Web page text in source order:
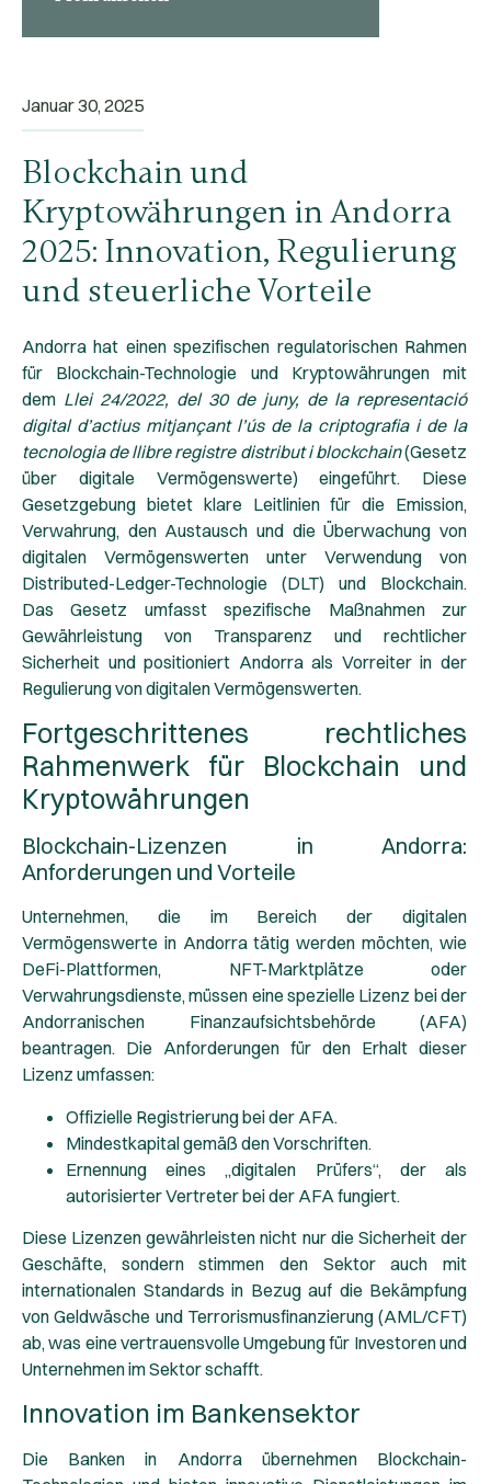
Januar 30, 2025
Blockchain und
Kryptowährungen in Andorra
2025: Innovation, Regulierung
und steuerliche Vorteile
Andorra hat einen spezifischen regulatorischen Rahmen
für Blockchain-Technologie und Kryptowährungen mit
dem Llei 24/2022, del 30 de juny, de la representació
digital d’actius mitjançant l’ús de la criptografia i de la
tecnologia de llibre registre distribut i blockchain(Gesetz
über digitale Vermögenswerte) eingeführt. Diese
Gesetzgebung bietet klare Leitlinien für die Emission,
Verwahrung, den Austausch und die Überwachung von
digitalen Vermögenswerten unter Verwendung von
Distributed-Ledger-Technologie (DLT) und Blockchain.
Das Gesetz umfasst spezifische Maßnahmen zur
Gewährleistung von Transparenz und rechtlicher
Sicherheit und positioniert Andorra als Vorreiter in der
Regulierung von digitalen Vermögenswerten.
Fortgeschrittenes rechtliches
Rahmenwerk für Blockchain und
Kryptowährungen
Blockchain-Lizenzen in Andorra:
Anforderungen und Vorteile
Unternehmen, die im Bereich der digitalen
Vermögenswerte in Andorra tätig werden möchten, wie
DeFi-Plattformen, NFT-Marktplätze oder
Verwahrungsdienste, müssen eine spezielle Lizenz bei der
Andorranischen Finanzaufsichtsbehörde (AFA)
beantragen. Die Anforderungen für den Erhalt dieser
Lizenz umfassen:
Offizielle Registrierung bei der AFA.
Mindestkapital gemäß den Vorschriften.
Ernennung eines „digitalen Prüfers“, der als
autorisierter Vertreter bei der AFA fungiert.
Diese Lizenzen gewährleisten nicht nur die Sicherheit der
Geschäfte, sondern stimmen den Sektor auch mit
internationalen Standards in Bezug auf die Bekämpfung
von Geldwäsche und Terrorismusfinanzierung (AML/CFT)
ab, was eine vertrauensvolle Umgebung für Investoren und
Unternehmen im Sektor schafft.
Innovation im Bankensektor
Die Banken in Andorra übernehmen Blockchain-